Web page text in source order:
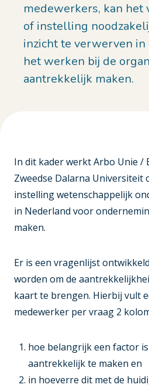
medewerkers, kan het
of instelling
inzicht te verwerven in
het werken bij de
aantrekkelijk maken.
In dit kader werkt Arbo Unie /
Zweedse Dalarna Universiteit
instelling wetenschappelijk
in Nederland voor
maken.
Er is een vragenlijst
worden om de
kaart te brengen. Hierbij vult
medewerker per vraag 2
hoe belangrijk een factor
aantrekkelijk te maken en
in hoeverre dit met de